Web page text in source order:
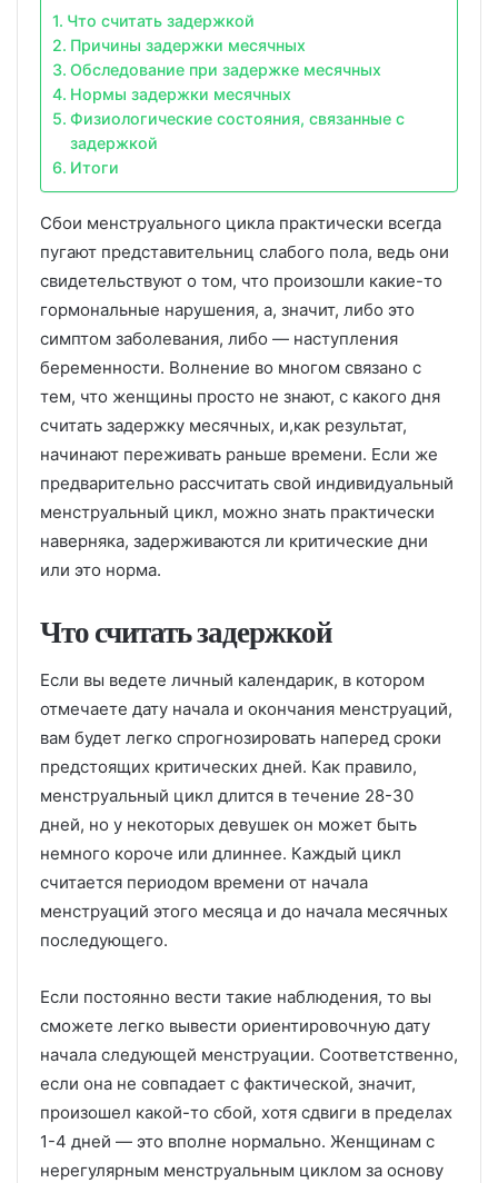
Что считать задержкой
Причины задержки месячных
Обследование при задержке месячных
Нормы задержки месячных
Физиологические состояния, связанные с
задержкой
Итоги
Сбои менструального цикла практически всегда
пугают представительниц слабого пола, ведь они
свидетельствуют о том, что произошли какие-то
гормональные нарушения, а, значит, либо это
симптом заболевания, либо — наступления
беременности. Волнение во многом связано с
тем, что женщины просто не знают, с какого дня
считать задержку месячных, и,как результат,
начинают переживать раньше времени. Если же
предварительно рассчитать свой индивидуальный
менструальный цикл, можно знать практически
наверняка, задерживаются ли критические дни
или это норма.
Что считать задержкой
Если вы ведете личный календарик, в котором
отмечаете дату начала и окончания менструаций,
вам будет легко спрогнозировать наперед сроки
предстоящих критических дней. Как правило,
менструальный цикл длится в течение 28-30
дней, но у некоторых девушек он может быть
немного короче или длиннее. Каждый цикл
считается периодом времени от начала
менструаций этого месяца и до начала месячных
последующего.
Если постоянно вести такие наблюдения, то вы
сможете легко вывести ориентировочную дату
начала следующей менструации. Соответственно,
если она не совпадает с фактической, значит,
произошел какой-то сбой, хотя сдвиги в пределах
1-4 дней — это вполне нормально. Женщинам с
нерегулярным менструальным циклом за основу